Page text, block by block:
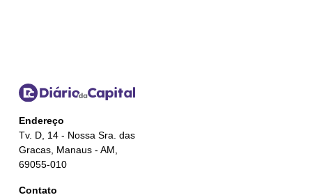
Endereço
Tv. D, 14 - Nossa Sra. das
Gracas, Manaus - AM,
69055-010
Contato